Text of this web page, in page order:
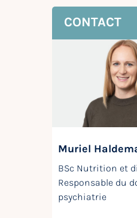
CONTACT
Muriel
BSc Nutrition et
Responsable du
psychiatrie